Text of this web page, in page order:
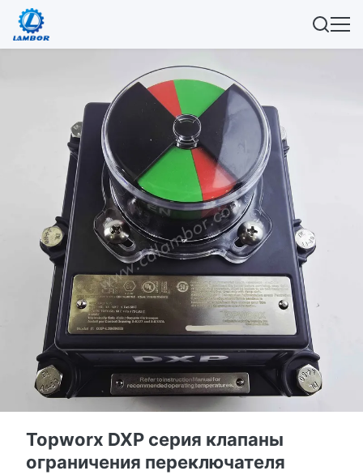
Topworx DXP серия клапаны
ограничения переключателя